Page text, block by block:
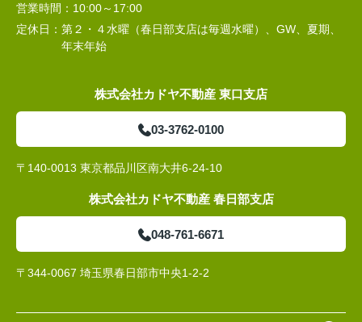
営業時間： 10:00～17:00
定休日： 第２・４水曜（春日部支店は毎週水曜）、GW、夏期、
年末年始
株式会社カドヤ不動産 東口支店
03-3762-0100
〒140-0013 東京都品川区南大井6-24-10
株式会社カドヤ不動産 春日部支店
048-761-6671
〒344-0067 埼玉県春日部市中央1-2-2